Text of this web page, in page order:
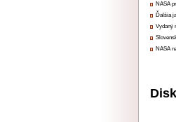
NASA
Ďalšia
Vydaný
NASA